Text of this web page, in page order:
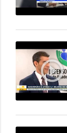
play_circle_outline